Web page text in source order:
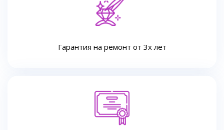
Гарантия на ремонт от 3х лет